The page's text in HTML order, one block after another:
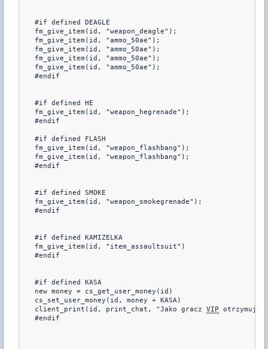
   #if defined DEAGLE
   fm_give_item(id, "weapon_deagle");
   fm_give_item(id, "ammo_50ae");
   fm_give_item(id, "ammo_50ae");
   fm_give_item(id, "ammo_50ae");
   fm_give_item(id, "ammo_50ae");
   #endif
   #if defined HE
   fm_give_item(id, "weapon_hegrenade");
   #endif
   #if defined FLASH
   fm_give_item(id, "weapon_flashbang");
   fm_give_item(id, "weapon_flashbang");
   #endif
   #if defined SMOKE
   fm_give_item(id, "weapon_smokegrenade");
   #endif
   #if defined KAMIZELKA
   fm_give_item(id, "item_assaultsuit")
   #endif
   #if defined KASA
   new money = cs_get_user_money(id)
   cs_set_user_money(id, money + KASA)
   client_print(id, print_chat, "Jako gracz
VIP
   #endif